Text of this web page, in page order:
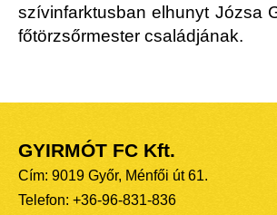
szívinfarktusban elhunyt Józsa
főtörzsőrmester családjának.
GYIRMÓT FC Kft.
Cím: 9019 Győr, Ménfői út 61.
Telefon: +36-96-831-836